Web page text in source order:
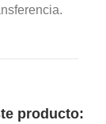
producto: